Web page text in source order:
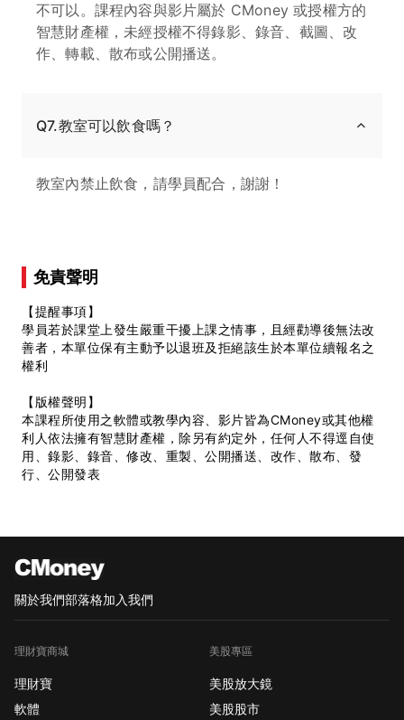
不可以。課程內容與影片屬於 CMoney 或授權方的
智慧財產權，未經授權不得錄影、錄音、截圖、改
作、轉載、散布或公開播送。
Q7.教室可以飲食嗎？
教室內禁止飲食，請學員配合，謝謝！
免責聲明
【提醒事項】
學員若於課堂上發生嚴重干擾上課之情事，且經勸導後無法改
善者，本單位保有主動予以退班及拒絕該生於本單位續報名之
權利
【版權聲明】
本課程所使用之軟體或教學內容、影片皆為CMoney或其他權
利人依法擁有智慧財產權，除另有約定外，任何人不得逕自使
用、錄影、錄音、修改、重製、公開播送、改作、散布、發
行、公開發表
關於我們部落格加入我們
理財寶商城
理財寶
軟體
美股專區
美股放大鏡
美股股市